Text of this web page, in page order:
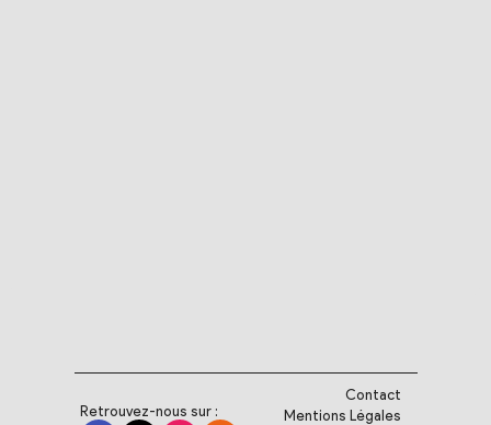
Retrouvez-nous sur :
Contact
Mentions Légales